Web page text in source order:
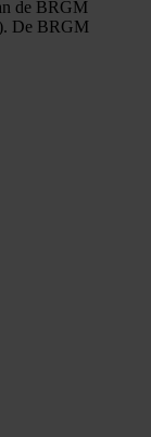
de BRGM
De BRGM